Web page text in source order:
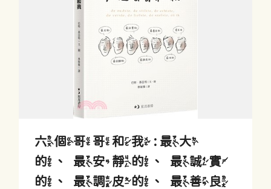
六個哥哥和我 : 最大
的、最安靜的、最誠實
的、最調皮的、最善良